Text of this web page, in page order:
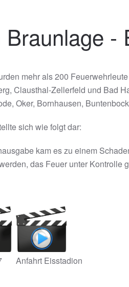
-
mehr als 200
Clausthal-Zellerfeld und Bad
Oker, Bornhausen,
sich wie folgt dar:
kam es zu einem
das Feuer unter
Anfahrt Eisstadion